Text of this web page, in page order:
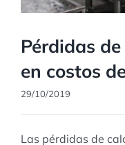
Pérdidas
en costos
29/10/2019
Las pérdidas de